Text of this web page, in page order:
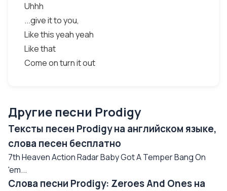
Uhhh
...give it to you,
Like this yeah yeah
Like that
Come on turn it out
Другие песни Prodigy
Тексты песен Prodigy на английском языке,
слова песен бесплатно
7th Heaven Action Radar Baby Got A Temper Bang On
'em...
Слова песни Prodigy: Zeroes And Ones на